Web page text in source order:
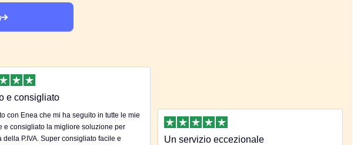
e consigliato
con Enea che mi ha seguito in tutte le mie
e consigliato la migliore soluzione per
della P.IVA. Super consigliato facile e
Un servizio eccezionale